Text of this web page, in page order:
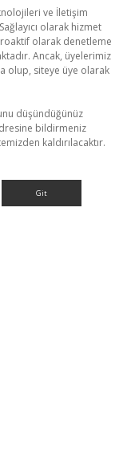
ve İletişim
olarak hizmet
olarak denetleme
Ancak, üyelerimiz
olup, siteye üye olarak
düşündüğünüz
bildirmeniz
kaldırılacaktır.